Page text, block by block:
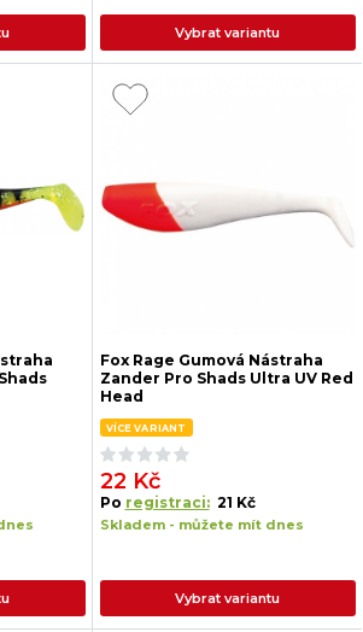
Vybrat variantu
Fox Rage Gumová Nástraha
Zander Pro Shads Ultra UV Red
Head
VÍCE VARIANT
22 Kč
Po registraci: 21 Kč
Skladem - můžete mít dnes
Vybrat variantu